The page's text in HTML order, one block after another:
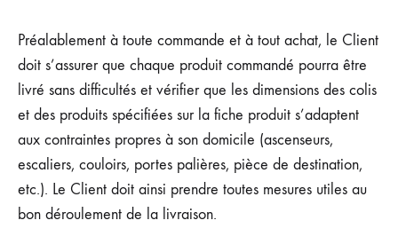
Préalablement à toute commande et à tout achat, le Client
doit s’assurer que chaque produit commandé pourra être
livré sans difficultés et vérifier que les dimensions des colis
et des produits spécifiées sur la fiche produit s’adaptent
aux contraintes propres à son domicile (ascenseurs,
escaliers, couloirs, portes palières, pièce de destination,
etc.). Le Client doit ainsi prendre toutes mesures utiles au
bon déroulement de la livraison.